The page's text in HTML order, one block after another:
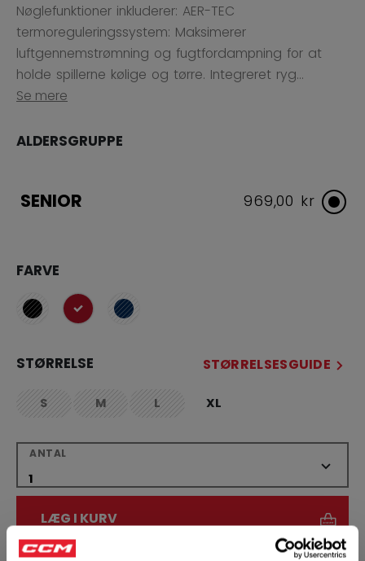
Nøglefunktioner inkluderer: AER-TEC
termoreguleringssystem: Maksimerer
luftgennemstrømning og fugtfordampning for at
holde spillerne kølige og tørre. Integreret ryg...
Se mere
ALDERSGRUPPE
SENIOR 969,00 kr
FARVE
selected
STØRRELSE STØRRELSESGUIDE
Snot.available
M
not.available
Lnot.available
XL
ANTAL
LÆG I KURV